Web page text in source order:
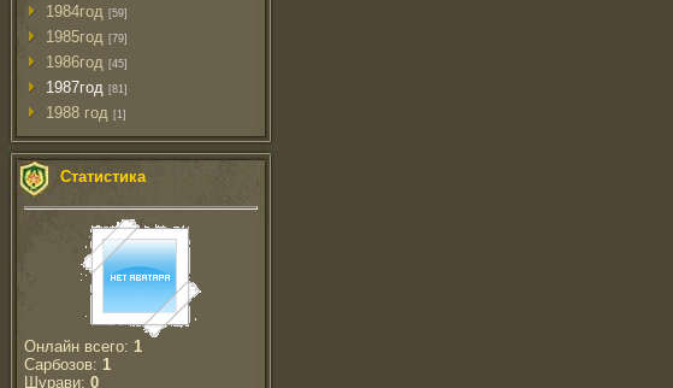
1984год [59]
1985год [79]
1986год [45]
1987год [81]
1988 год [1]
Статистика
Онлайн всего: 1
Сарбозов: 1
Шурави: 0